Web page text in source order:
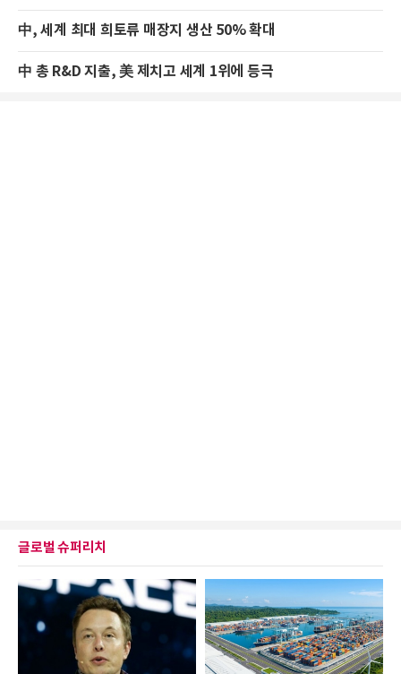
中, 세계 최대 희토류 매장지 생산 50% 확대
中 총 R&D 지출, 美 제치고 세계 1위에 등극
글로벌 슈퍼리치